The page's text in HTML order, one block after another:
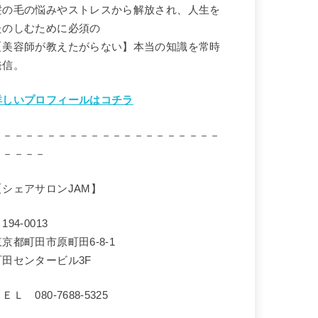
の毛の悩みやストレスから解放され、人生を
のしむために必須の
美容師が教えたがらない】本当の知識を常時
。
しいプロフィールはコチラ
－－－－－－－－－－－－－－－－－－－－
－－－
シェアサロンJAM】
194-0013
京都町田市原町田6-8-1
田センタービル3F
ＥＬ 080-7688-5325